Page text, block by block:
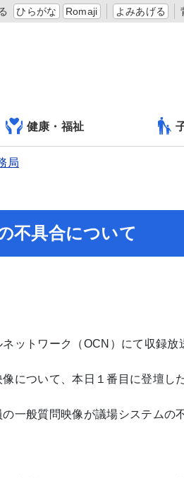
ひらがな Romaji よみあげる
健康・福祉
局
不具合について
ットワーク（OCN）にて収録放
について、本日１番目に登壇し
一般質問映像が議場システムの